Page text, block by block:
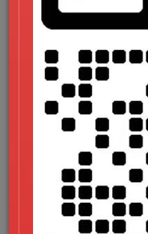
serif;）
中文字体
有字库
3.版权与授权：合法合规使用
开源字体推荐
免费商用